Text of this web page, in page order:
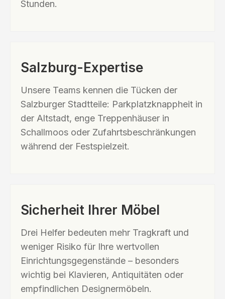
Stunden.
Salzburg-Expertise
Unsere Teams kennen die Tücken der
Salzburger Stadtteile: Parkplatzknappheit in
der Altstadt, enge Treppenhäuser in
Schallmoos oder Zufahrtsbeschränkungen
während der Festspielzeit.
Sicherheit Ihrer Möbel
Drei Helfer bedeuten mehr Tragkraft und
weniger Risiko für Ihre wertvollen
Einrichtungsgegenstände – besonders
wichtig bei Klavieren, Antiquitäten oder
empfindlichen Designermöbeln.